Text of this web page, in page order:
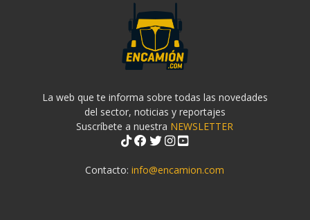
La web que te informa sobre todas las novedades
del sector, noticias y reportajes
Suscríbete a nuestra NEWSLETTER
Contacto:info@encamion.com